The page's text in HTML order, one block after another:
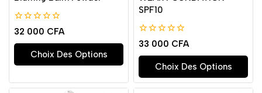
0
de
5
32 000 CFA
Choix Des Options
SPF10
0
de
5
33 000 CFA
Choix Des Options